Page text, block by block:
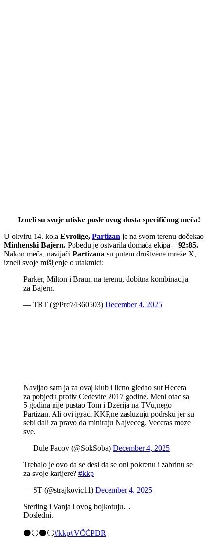
Izneli su svoje utiske posle ovog dosta specifičnog meča!
U okviru 14. kola Evrolige, Partizan je na svom terenu dočekao
Minhenski Bajern. Pobedu je ostvarila domaća ekipa – 92:85.
Nakon meča, navijači Partizana su putem društvene mreže X,
izneli svoje mišljenje o utakmici:
Parker, Milton i Braun na terenu, dobitna kombinacija
za Bajern.
— TRT (@Prc74360503) December 4, 2025
Navijao sam ja za ovaj klub i licno gledao sut Hecera
za pobjedu protiv Cedevite 2017 godine. Meni otac sa
5 godina nije pustao Tom i Dzerija na TVu,nego
Partizan. Ali ovi igraci KKP,ne zasluzuju podrsku jer su
sebi dali za pravo da miniraju Najveceg. Veceras moze
sve.
— Dule Pacov (@SokSoba) December 4, 2025
Trebalo je ovo da se desi da se oni pokrenu i zabrinu se
za svoje karijere? #kkp
— ST (@strajkovic11) December 4, 2025
Sterling i Vanja i ovog bojkotuju…
Dosledni.
⚫️⚪️⚫️⚪️#kkp#VČĆPDR